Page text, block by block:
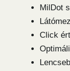
MilDot
Click